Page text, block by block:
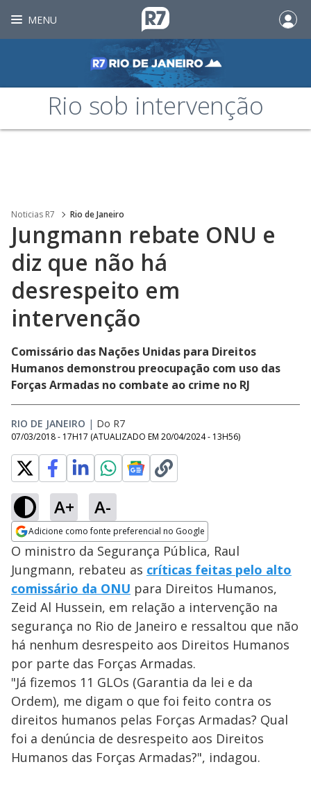
MENU
Rio sob intervenção
Noticias R7 Rio de Janeiro
Jungmann rebate ONU e
diz que não há
desrespeito em
intervenção
Comissário das Nações Unidas para Direitos
Humanos demonstrou preocupação com uso das
Forças Armadas no combate ao crime no RJ
RIO DE JANEIRO | Do R7
07/03/2018 - 17H17 (ATUALIZADO EM 20/04/2024 - 13H56)
A+ A-
Adicione como fonte preferencial no Google
Opens in new window
O ministro da Segurança Pública, Raul
Jungmann, rebateu as críticas feitas pelo alto
comissário da ONU para Direitos Humanos,
Zeid Al Hussein, em relação a intervenção na
segurança no Rio de Janeiro e ressaltou que não
há nenhum desrespeito aos Direitos Humanos
por parte das Forças Armadas.
"Já fizemos 11 GLOs (Garantia da lei e da
Ordem), me digam o que foi feito contra os
direitos humanos pelas Forças Armadas? Qual
foi a denúncia de desrespeito aos Direitos
Humanos das Forças Armadas?", indagou.